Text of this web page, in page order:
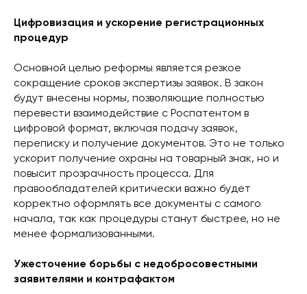
Цифровизация и ускорение регистрационных
процедур
Основной целью реформы является резкое
сокращение сроков экспертизы заявок. В закон
будут внесены нормы, позволяющие полностью
перевести взаимодействие с Роспатентом в
цифровой формат, включая подачу заявок,
переписку и получение документов. Это не только
ускорит получение охраны на товарный знак, но и
повысит прозрачность процесса. Для
правообладателей критически важно будет
корректно оформлять все документы с самого
начала, так как процедуры станут быстрее, но не
менее формализованными.
Ужесточение борьбы с недобросовестными
заявителями и контрафактом